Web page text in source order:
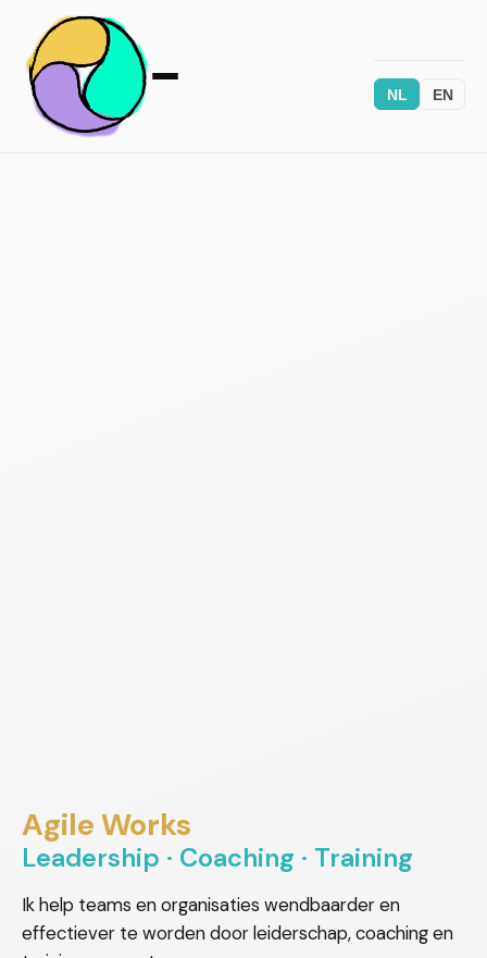
NL EN
Agile Works
Leadership · Coaching · Training
Ik help teams en organisaties wendbaarder en
effectiever te worden door leiderschap, coaching en